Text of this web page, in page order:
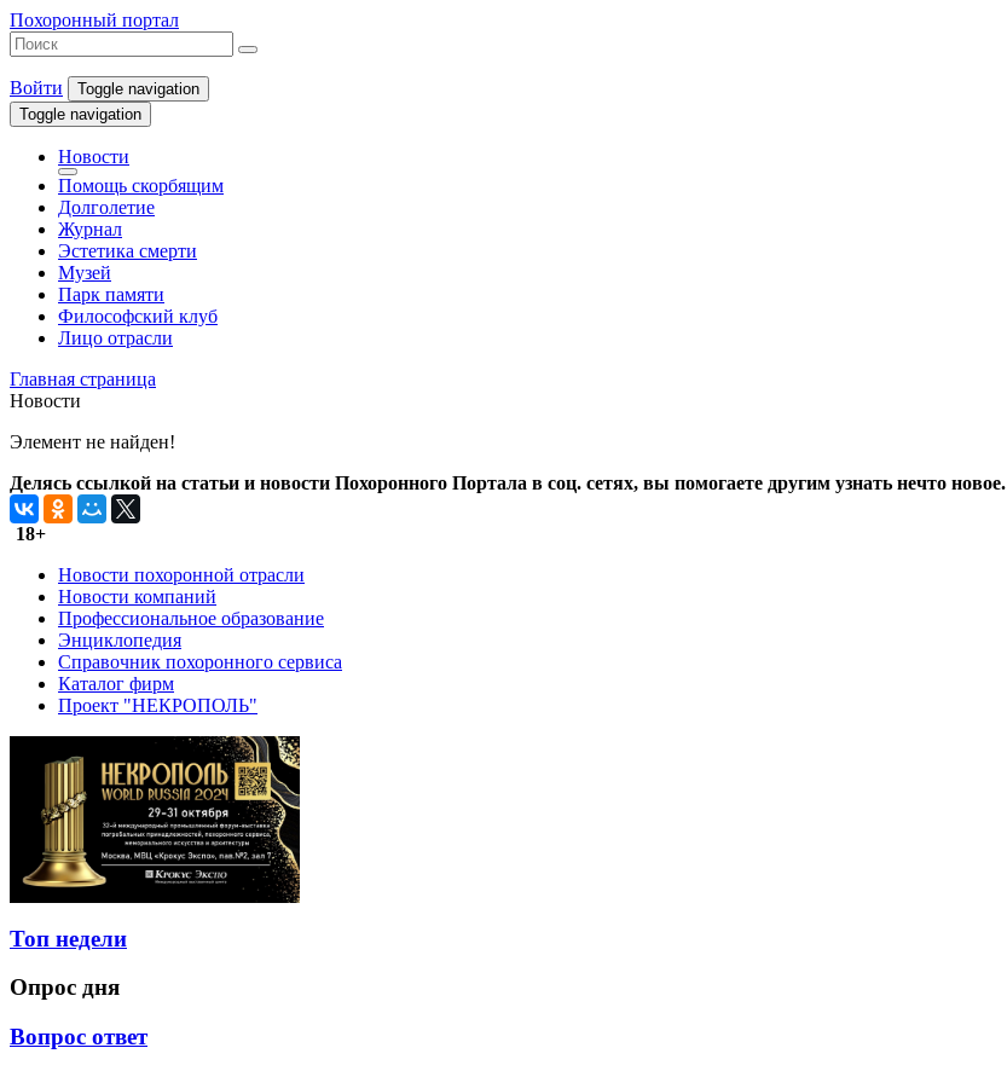
Похоронный портал
Войти
Toggle navigation
Toggle navigation
Новости
Помощь скорбящим
Долголетие
Журнал
Эстетика смерти
Музей
Парк памяти
Философский клуб
Лицо отрасли
Главная страница
Новости
Элемент не найден!
Делясь ссылкой на статьи и новости Похоронного Портала в соц. сетях, вы помогаете другим узнать нечто новое.
18+
Новости похоронной отрасли
Новости компаний
Профессиональное образование
Энциклопедия
Справочник похоронного сервиса
Каталог фирм
Проект "НЕКРОПОЛЬ"
Топ недели
Опрос дня
Вопрос ответ